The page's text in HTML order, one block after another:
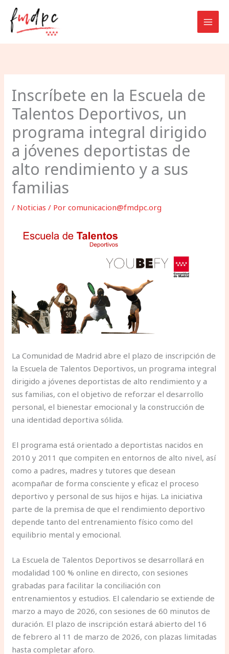
contenido
Inscríbete en la Escuela de
Talentos Deportivos, un
programa integral dirigido
a jóvenes deportistas de
alto rendimiento y a sus
familias
/ Noticias / Porcomunicacion@fmdpc.org
La Comunidad de Madrid abre el plazo de inscripción de
la Escuela de Talentos Deportivos, un programa integral
dirigido a jóvenes deportistas de alto rendimiento y a
sus familias, con el objetivo de reforzar el desarrollo
personal, el bienestar emocional y la construcción de
una identidad deportiva sólida.
El programa está orientado a deportistas nacidos en
2010 y 2011 que compiten en entornos de alto nivel, así
como a padres, madres y tutores que desean
acompañar de forma consciente y eficaz el proceso
deportivo y personal de sus hijos e hijas. La iniciativa
parte de la premisa de que el rendimiento deportivo
depende tanto del entrenamiento físico como del
equilibrio mental y emocional.
La Escuela de Talentos Deportivos se desarrollará en
modalidad 100 % online en directo, con sesiones
grabadas para facilitar la conciliación con
entrenamientos y estudios. El calendario se extiende de
marzo a mayo de 2026, con sesiones de 60 minutos de
duración. El plazo de inscripción estará abierto del 16
de febrero al 11 de marzo de 2026, con plazas limitadas
hasta completar aforo.